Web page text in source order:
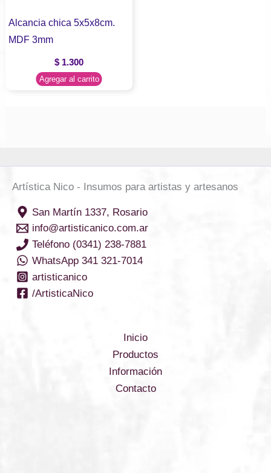
Alcancia chica 5x5x8cm.
MDF 3mm
$ 1.300
Agregar al carrito
Artística Nico - Insumos para artistas y artesanos
San Martín 1337, Rosario
info@artisticanico.com.ar
Teléfono (0341) 238-7881
WhatsApp 341 321-7014
artisticanico
/ArtisticaNico
Inicio
Productos
Información
Contacto